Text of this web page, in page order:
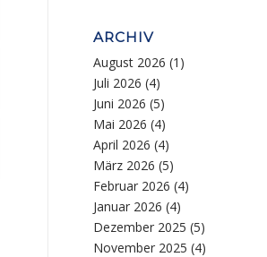
ARCHIV
August 2026 (1)
Juli 2026 (4)
Juni 2026 (5)
Mai 2026 (4)
April 2026 (4)
März 2026 (5)
Februar 2026 (4)
Januar 2026 (4)
Dezember 2025 (5)
November 2025 (4)